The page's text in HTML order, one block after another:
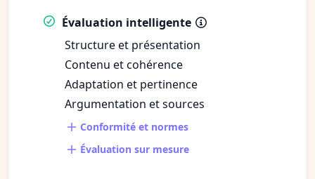
Évaluation intelligente
Structure et présentation
Contenu et cohérence
Adaptation et pertinence
Argumentation et sources
Conformité et normes
Évaluation sur mesure